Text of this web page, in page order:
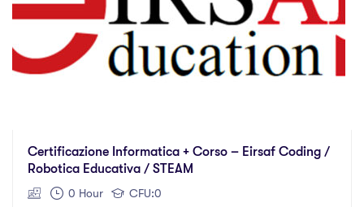
Certificazione Informatica + Corso – Eirsaf Coding /
Robotica Educativa / STEAM
0 Hour CFU:0